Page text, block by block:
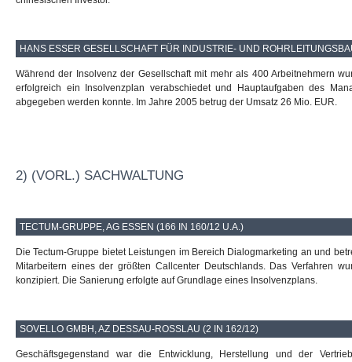
HANS ESSER GESELLSCHAFT FÜR INDUSTRIE- UND
Während der Insolvenz der Gesellschaft mit mehr als 400 Arbeitnehmern
erfolgreich ein Insolvenzplan verabschiedet und Hauptaufgaben des
abgegeben werden konnte. Im Jahre 2005 betrug der Umsatz 26 Mio. EUR.
2) (VORL.) SACHWALTUNG
TECTUM-GRUPPE, AG ESSEN (166 IN 160/12 U.A.)
Die Tectum-Gruppe bietet Leistungen im Bereich Dialogmarketing an und
Mitarbeitern eines der größten Callcenter Deutschlands. Das Verfahren
konzipiert. Die Sanierung erfolgte auf Grundlage eines Insolvenzplans.
SOVELLO GMBH, AZ DESSAU-ROSSLAU (2 IN 162/12)
Geschäftsgegenstand war die Entwicklung, Herstellung und der